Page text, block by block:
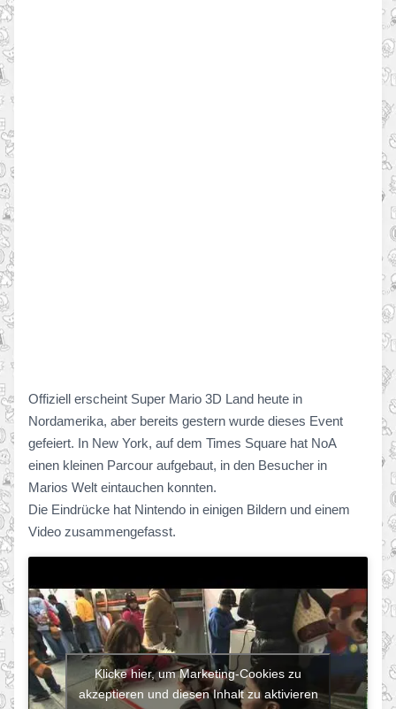
Offiziell erscheint Super Mario 3D Land heute in
Nordamerika, aber bereits gestern wurde dieses Event
gefeiert. In New York, auf dem Times Square hat NoA
einen kleinen Parcour aufgebaut, in den Besucher in
Marios Welt eintauchen konnten.
Die Eindrücke hat Nintendo in einigen Bildern und einem
Video zusammengefasst.
Klicke hier, um Marketing-Cookies zu
akzeptieren und diesen Inhalt zu aktivieren